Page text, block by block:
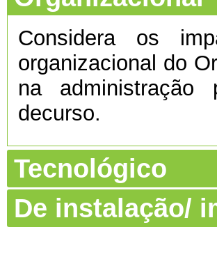
Considera os
organizacional do
na
decurso.
Tecnológico
De instalação/